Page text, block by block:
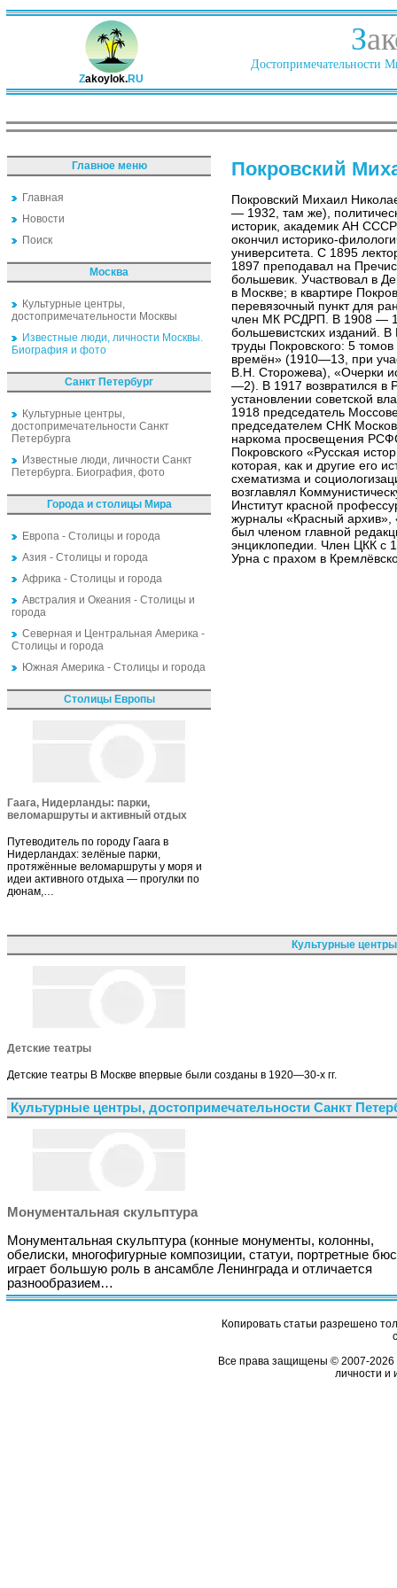
Zakoylok.RU
З
Достопримечательности
Главное меню
Главная
Новости
Поиск
Москва
Культурные центры,
достопримечательности Москвы
Известные люди, личности Москвы.
Биография и фото
Санкт Петербург
Культурные центры,
достопримечательности Санкт
Петербурга
Известные люди, личности Санкт
Петербурга. Биография, фото
Города и столицы Мира
Европа - Столицы и города
Азия - Столицы и города
Африка - Столицы и города
Австралия и Океания - Столицы и
города
Северная и Центральная Америка -
Столицы и города
Южная Америка - Столицы и города
Столицы Европы
Гаага, Нидерланды: парки,
веломаршруты и активный отдых
Путеводитель по городу Гаага в
Нидерландах: зелёные парки,
протяжённые веломаршруты у моря и
идеи активного отдыха — прогулки по
дюнам,…
Покровский
Покровский Михаил
— 1932, там же),
историк, академик АН
окончил историко-
университета. С 1895
1897 преподавал на
большевик. Участвовал в
в Москве; в квартире
перевязочный пункт для
член МК РСДРП. В 1908 —
большевистских изданий.
труды Покровского: 5
времён» (1910—13, при
В.Н. Сторожева), «Очерки
—2). В 1917 возвратился в
установлении советской
1918 председатель
председателем СНК
наркома просвещения
Покровского «Русская
которая, как и другие его
схематизма и
возглавлял
Институт красной
журналы «Красный архив»,
был членом главной
энциклопедии. Член ЦКК
Урна с прахом в
Культурные
Детские театры
Детские театры В Москве впервые были созданы в 1920—30-х гг.
Культурные центры, достопримечательности Санкт
Монументальная скульптура
Монументальная скульптура (конные монументы, колонны,
обелиски, многофигурные композиции, статуи, портретные
играет большую роль в ансамбле Ленинграда и отличается
разнообразием…
Копировать статьи разрешено
Все права защищены © 2007-2026
личности и